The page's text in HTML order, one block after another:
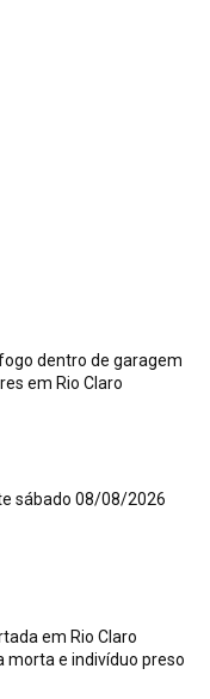
dentro de garagem
em Rio Claro
sábado 08/08/2026
em Rio Claro
morta e indivíduo preso